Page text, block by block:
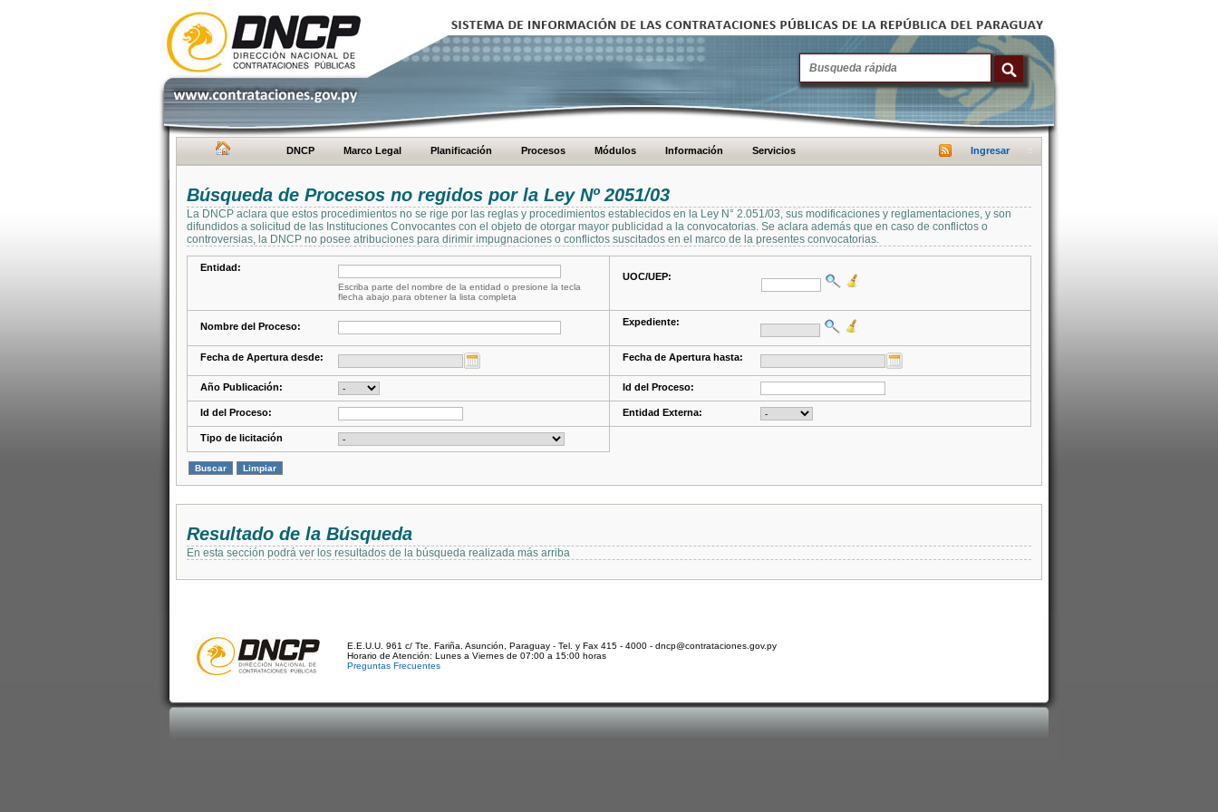
DNCP Marco Legal Planificación Procesos Módulos Información Servicios Ingresar
Búsqueda de Procesos no regidos por la Ley Nº 2051/03
La DNCP aclara que estos procedimientos no se rige por las reglas y procedimientos establecidos en la Ley N° 2.051/03, sus modificaciones y reglamentaciones, y son
difundidos a solicitud de las Instituciones Convocantes con el objeto de otorgar mayor publicidad a la convocatorias. Se aclara además que en caso de conflictos o
controversias, la DNCP no posee atribuciones para dirimir impugnaciones o conflictos suscitados en el marco de la presentes convocatorias.
Entidad:
Escriba parte del nombre de la entidad o presione la tecla
flecha abajo para obtener la lista completa
UOC/UEP:
Nombre del Proceso: Expediente:
Fecha de Apertura desde: Fecha de Apertura hasta:
Año Publicación: Id del Proceso:
Id del Proceso: Entidad Externa:
Tipo de licitación
Resultado de la Búsqueda
En esta sección podrá ver los resultados de la búsqueda realizada más arriba
E.E.U.U. 961 c/ Tte. Fariña. Asunción, Paraguay - Tel. y Fax 415 - 4000 - dncp@contrataciones.gov.py
Horario de Atención: Lunes a Viernes de 07:00 a 15:00 horas
Preguntas Frecuentes